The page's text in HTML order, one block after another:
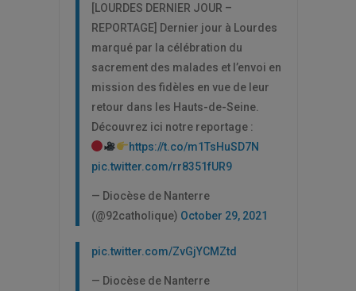
[LOURDES DERNIER JOUR –
REPORTAGE] Dernier jour à Lourdes
marqué par la célébration du
sacrement des malades et l’envoi en
mission des fidèles en vue de leur
retour dans les Hauts-de-Seine.
Découvrez ici notre reportage :
https://t.co/m1TsHuSD7N
pic.twitter.com/rr8351fUR9
— Diocèse de Nanterre
(@92catholique) October 29, 2021
pic.twitter.com/ZvGjYCMZtd
— Diocèse de Nanterre